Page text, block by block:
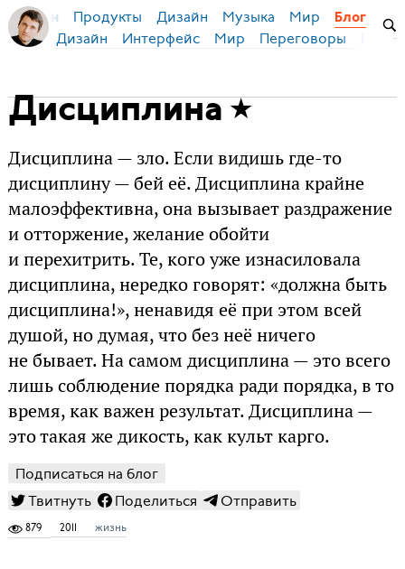
Бирман Продукты Дизайн Музыка Мир Блог
Дизайн Интерфейс Мир Переговоры
Дисциплина
Дисциплина — зло. Если видишь где-то
дисциплину — бей её. Дисциплина крайне
малоэффективна, она вызывает раздражение
и отторжение, желание обойти
и перехитрить. Те, кого уже изнасиловала
дисциплина, нередко говорят: «должна быть
дисциплина!», ненавидя её при этом всей
душой, но думая, что без неё ничего
не бывает. На самом дисциплина — это всего
лишь соблюдение порядка ради порядка, в то
время, как важен результат. Дисциплина —
это такая же дикость, как культ карго.
Подписаться на блог
Твитнуть
Поделиться Отправить
879 2011 жизнь